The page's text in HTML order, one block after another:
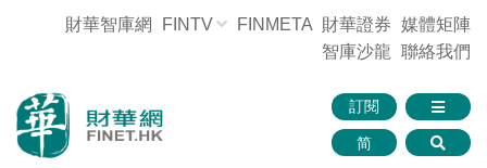
財華智庫網 FINTV FINMETA 財華證券 媒體矩陣
智庫沙龍 聯絡我們
訂閱
简